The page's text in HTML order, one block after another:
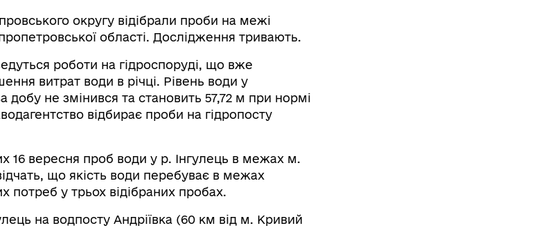
округу відібрали проби на межі
області. Дослідження тривають.
роботи на гідроспоруді, що вже
витрат води в річці. Рівень води у
добу не змінився та становить 57,72 м при нормі
відбирає проби на гідропосту
16 вересня проб води у р. Інгулець в межах м.
що якість води перебуває в межах
потреб у трьох відібраних пробах.
на водпосту Андріївка (60 км від м. Кривий